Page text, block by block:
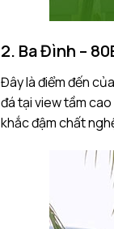
2. Ba Đình –
Đây là điểm đến
đá tại view tầm
khắc đậm chất